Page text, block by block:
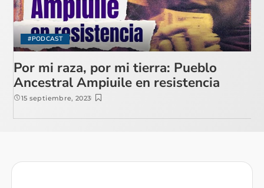
#PODCAST
Por mi raza, por mi tierra: Pueblo
Ancestral Ampiuile en resistencia
15 septiembre, 2023